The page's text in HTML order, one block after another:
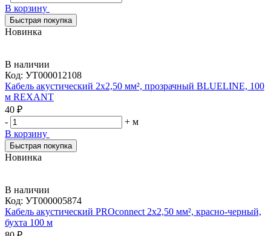
В корзину
Быстрая покупка
Новинка
В наличии
Код: УТ000012108
Кабель акустический 2х2,50 мм², прозрачный BLUELINE, 100
м REXANT
40 ₽
-
+ м
В корзину
Быстрая покупка
Новинка
В наличии
Код: УТ000005874
Кабель акустический PROconnect 2х2,50 мм², красно-черный,
бухта 100 м